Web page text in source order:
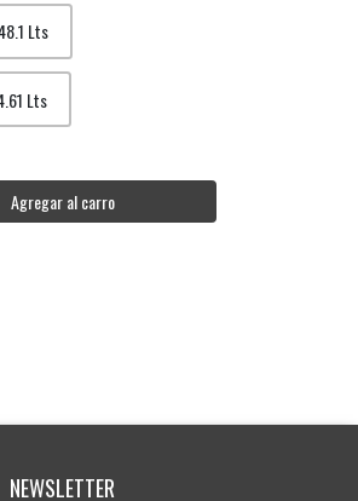
Lts
Lts
Agregar al carro
NEWSLETTER